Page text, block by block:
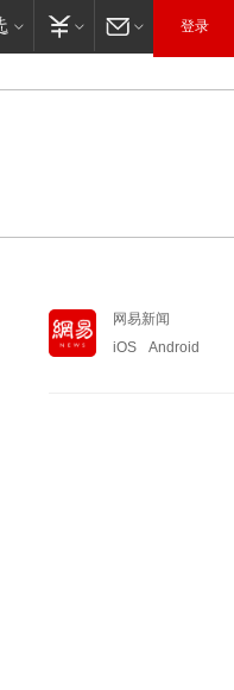
登录
网易新闻
iOS
Android